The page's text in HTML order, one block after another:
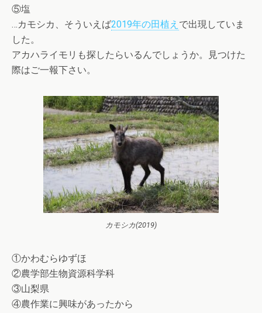
⑤塩
…カモシカ、そういえば2019年の田植え で出現していま
した。
アカハライモリも探したらいるんでしょうか。見つけた
際はご一報下さい。
カモシカ(2019)
①かわむらゆずほ
②農学部生物資源科学科
③山梨県
④農作業に興味があったから